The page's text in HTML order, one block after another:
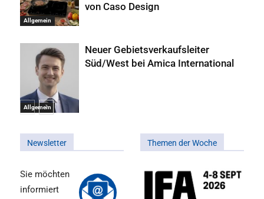
Allgemein
von Caso Design
Allgemein
Neuer Gebietsverkaufsleiter
Süd/West bei Amica International
Newsletter
Sie möchten
informiert
Themen der Woche